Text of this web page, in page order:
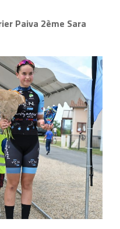
Paiva 2ème Sara